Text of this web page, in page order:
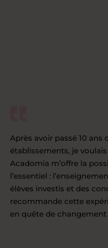
Après avoir passé 10 ans
établissements, je
Acadomia m’offre la
l’essentiel :
élèves investis et des
recommande cette
en quête de changement